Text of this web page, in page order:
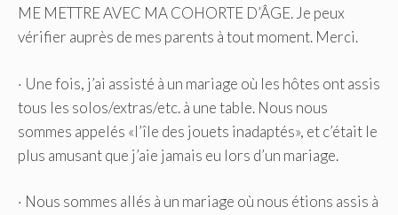
ME METTRE AVEC MA COHORTE D’ÂGE. Je peux
vérifier auprès de mes parents à tout moment. Merci.
· Une fois, j’ai assisté à un mariage où les hôtes ont assis
tous les solos/extras/etc. à une table. Nous nous
sommes appelés «l’île des jouets inadaptés», et c’était le
plus amusant que j’aie jamais eu lors d’un mariage.
· Nous sommes allés à un mariage où nous étions assis à